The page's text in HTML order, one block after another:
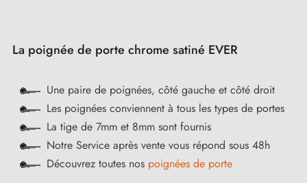
La poignée de porte chrome satiné EVER
Une paire de poignées, côté gauche et côté droit
Les poignées conviennent à tous les types de portes
La tige de 7mm et 8mm sont fournis
Notre Service après vente vous répond sous 48h
Découvrez toutes nos poignées de porte